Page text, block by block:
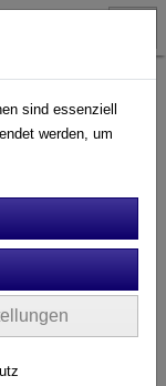
sind essenziell
werden, um